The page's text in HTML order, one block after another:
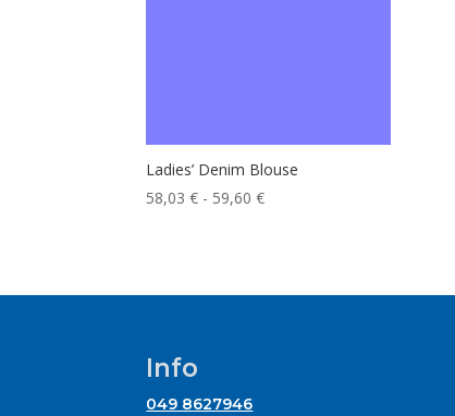
Ladies’ Denim Blouse
58,03€ - 59,60€Fascia
58,03 €
Info
049 8627946